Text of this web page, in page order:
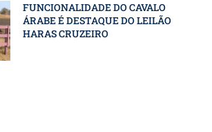
FUNCIONALIDADE DO CAVALO
ÁRABE É DESTAQUE DO LEILÃO
HARAS CRUZEIRO